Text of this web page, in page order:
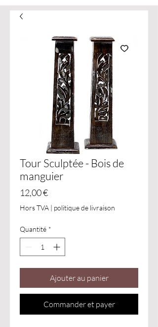
Tour Sculptée - Bois de
manguier
12,00 €Prix
Hors TVA | politique de livraison
Quantité *
Ajouter au panier
Commander et payer